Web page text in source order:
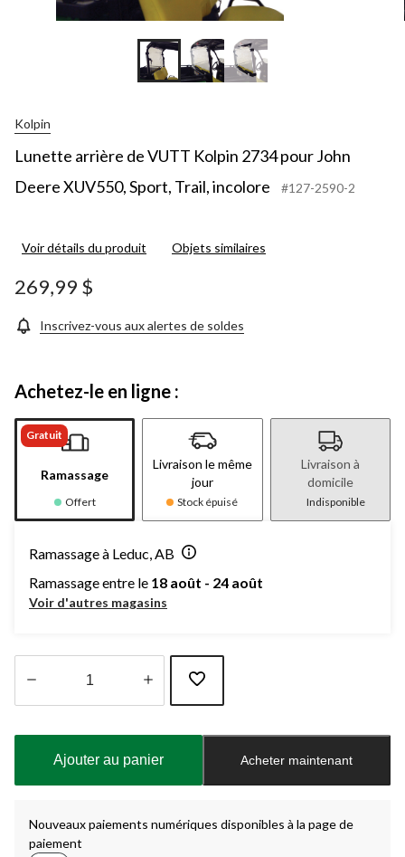
Kolpin
Lunette arrière de VUTT Kolpin 2734 pour John
Deere XUV550, Sport, Trail, incolore
#127-2590-2
Voir détails du produit Objets similaires
269,99 $
Inscrivez-vous aux alertes de soldes
Achetez-le en ligne :
Gratuit
Ramassage
Offert
Livraison le même
jour
Stock épuisé
Livraison à
domicile
Indisponible
Ramassage à Leduc, AB
Ramassage entre le 18 août - 24 août
Voir d'autres magasins
à
Ajouter au panier Acheter maintenant
Nouveaux paiements numériques disponibles à la page de
paiement